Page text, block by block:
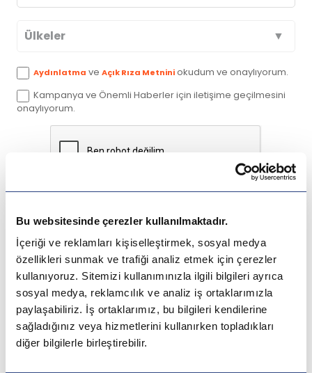
Bu websitesinde çerezler kullanılmaktadır.
İçeriği ve reklamları kişiselleştirmek, sosyal medya
özellikleri sunmak ve trafiği analiz etmek için çerezler
kullanıyoruz. Sitemizi kullanımınızla ilgili bilgileri ayrıca
sosyal medya, reklamcılık ve analiz iş ortaklarımızla
paylaşabiliriz. İş ortaklarımız, bu bilgileri kendilerine
sağladığınız veya hizmetlerini kullanırken topladıkları
diğer bilgilerle birleştirebilir.
Ülkeler
Avustralya
Kanada
İngiltere
Almanya
Hollanda
Çin
Macaristan
Aydınlatma ve Açık Rıza Metniniokudum ve onaylıyorum.
Kampanya ve Önemli Haberler için iletişime geçilmesini
onaylıyorum.